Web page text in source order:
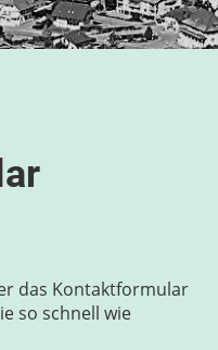
das Kontaktformular
so schnell wie